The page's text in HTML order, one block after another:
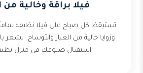
فيلا براقة وخالية من
تستيقظ كل صباح على فيلا نظيفة
وزوايا خالية من الغبار والأوساخ. تشعر
استقبال ضيوفك في منزل